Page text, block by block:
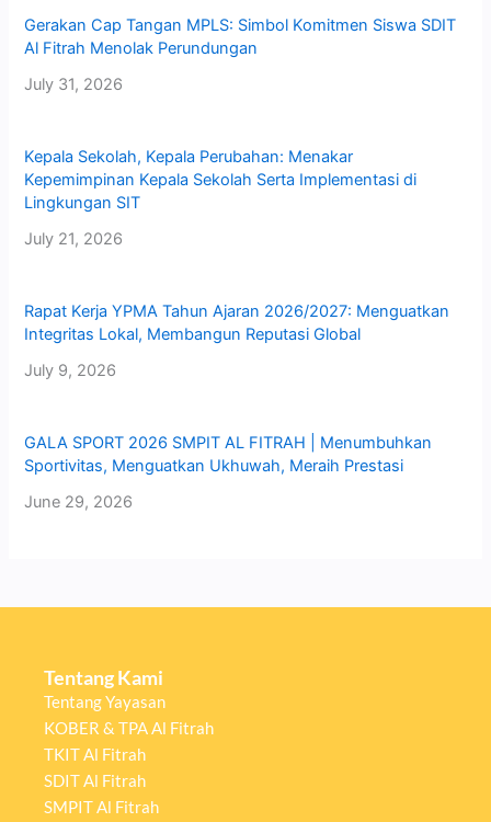
Gerakan Cap Tangan MPLS: Simbol Komitmen Siswa SDIT
Al Fitrah Menolak Perundungan
July 31, 2026
Kepala Sekolah, Kepala Perubahan: Menakar
Kepemimpinan Kepala Sekolah Serta Implementasi di
Lingkungan SIT
July 21, 2026
Rapat Kerja YPMA Tahun Ajaran 2026/2027: Menguatkan
Integritas Lokal, Membangun Reputasi Global
July 9, 2026
GALA SPORT 2026 SMPIT AL FITRAH | Menumbuhkan
Sportivitas, Menguatkan Ukhuwah, Meraih Prestasi
June 29, 2026
Tentang Kami
Tentang Yayasan
KOBER & TPA Al Fitrah
TKIT Al Fitrah
SDIT Al Fitrah
SMPIT Al Fitrah